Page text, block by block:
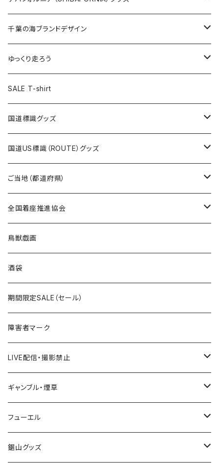
キャップ
トートバッグ
ランチバッグ
エコバッグ
キーホルダー
クリアファイル
缶バッジ
キーホルダー
クリアファイル
缶バッジ54mm
JAGUARさんコラボグッズ
Tシャツ
ステッカー
サコッシュ
ホテルキーホルダー
モーテルキーホルダー
トートバッグ
缶バッジ
クリアファイル
マスク
エコバッグ
千葉ロッテマリーンズコラボ
キャップ
エコバッグ
ステッカー
モーテルキーホルダー
ホテルキーホルダー
トートバッグ
Tシャツ
キャップ
ステッカー
ホテルキーホルダー
千葉の海ブランドデザイン
Tシャツ
キャップ
ステッカー
ゆっくり走ろう
Tシャツ
ステッカー
ホテルキーホルダー
SALE T-shirt
国道標識グッズ
ステッカー
国道0～99号線
国道100～199号線
国道600～699号線
国道700～799号線
Tシャツ
キャップ
国道US標識（ROUTE）グッズ
ステッカー
ROUTE 0～99号線
ROUTE100～199号線
ROUTE600～699号線
ROUTE700～799号線
Tシャツ
ROUTE 0～99号線
ROUTE 100～199号線
ROUTE 600～699号線
ROUTE 700～799号線
キャップ
ROUTE 0～99号線
ROUTE 100～199号線
ROUTE 600～699号線
ROUTE 700～799号線
ご当地（都道府県）
北海道
青森県
岩手県
宮城県
秋田県
Tシャツ
ステッカー
山形県
福島県
茨城県
栃木県
全国着座推進協会
ステッカー
鳥獣戯画
酒袋
期間限定SALE（セール）
障害者マーク
LIVE配信・撮影禁止
LIVE配信禁止
撮影禁止
ギャンブル・煙草
ホテルキーホルダー
たばこ・禁煙ステッカー
フューエル
ステッカー
鋸山グッズ